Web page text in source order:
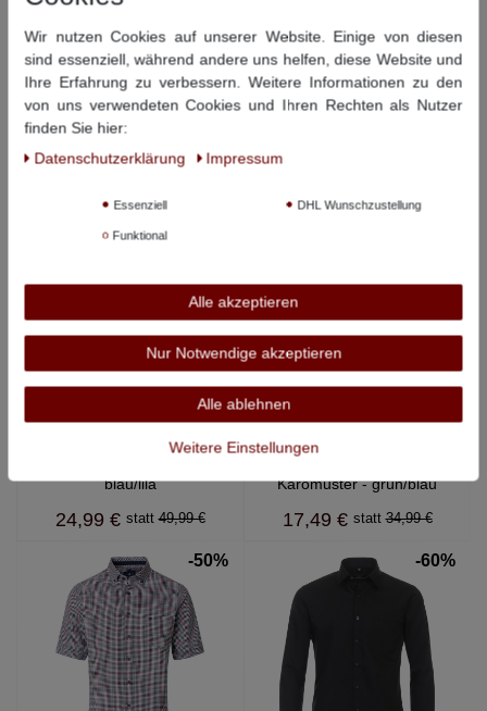
REDMOND
Freizeithemd mit
REDMOND
REDMOND
blau/lila
24,99 € 49,99 €
REDMOND
Karomuster - grün/blau
17,49 € 34,99 €
-50% -60%
Wir nutzen Cookies auf unserer Website. Einige von diesen
sind essenziell, während andere uns helfen, diese Website und
Ihre Erfahrung zu verbessern. Weitere Informationen zu den
von uns verwendeten Cookies und Ihren Rechten als Nutzer
finden Sie hier:
Daten­schutz­erklärung
Impressum
Essenziell DHL Wunschzustellung
Funktional
Alle akzeptieren
Nur Notwendige akzeptieren
Alle ablehnen
Weitere Einstellungen